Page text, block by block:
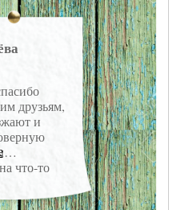
на
в
знания и
бы
в стенах
от
друзьям,
и
что-то
крутые